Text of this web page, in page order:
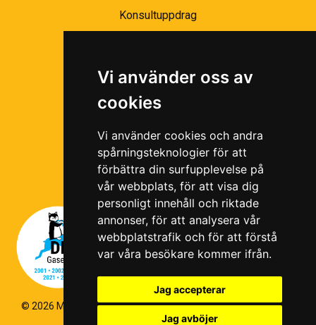
Vi använder oss av
cookies
Vi använder cookies och andra
spårningsteknologier för att
förbättra din surfupplevelse på
vår webbplats, för att visa dig
personligt innehåll och riktade
annonser, för att analysera vår
webbplatstrafik och för att förstå
var våra besökare kommer ifrån.
Jag accepterar
Jag avböjer
Konsultuppdrag
Ramavtal
© 2026 Magello |Cookiepolicy|Hantering av personuppgifter